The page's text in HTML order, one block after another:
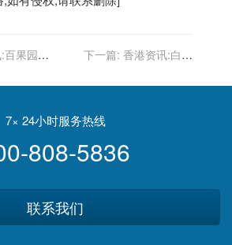
百果园、
下一篇: 香港资讯:白杨
网，企业网站建设需要注意
7× 24小时服务热线
808-5836
联系我们